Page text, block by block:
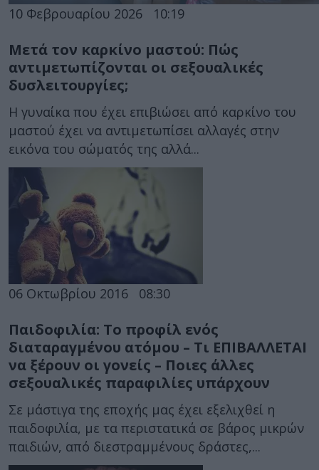
10 Φεβρουαρίου 2026 10:19
Μετά τον καρκίνο μαστού: Πώς
αντιμετωπίζονται οι σεξουαλικές
δυσλειτουργίες;
Η γυναίκα που έχει επιβιώσει από καρκίνο του
μαστού έχει να αντιμετωπίσει αλλαγές στην
εικόνα του σώματός της αλλά...
06 Οκτωβρίου 2016 08:30
Παιδοφιλία: Το προφίλ ενός
διαταραγμένου ατόμου – Τι ΕΠΙΒΑΛΛΕΤΑΙ
να ξέρουν οι γονείς – Ποιες άλλες
σεξουαλικές παραφιλίες υπάρχουν
Σε μάστιγα της εποχής μας έχει εξελιχθεί η
παιδοφιλία, με τα περιστατικά σε βάρος μικρών
παιδιών, από διεστραμμένους δράστες,...